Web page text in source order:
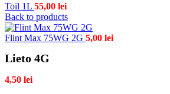
Toil 1L 55,00 lei
Back to products
Flint Max 75WG 2G 5,00 lei
Lieto 4G
4,50 lei